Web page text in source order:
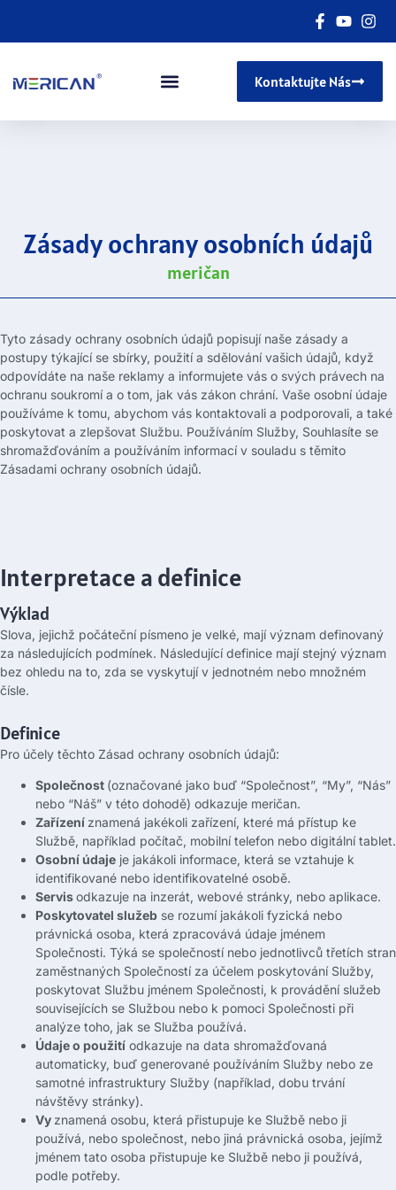
Kontaktujte Nás
Zásady ochrany osobních údajů
meričan
Tyto zásady ochrany osobních údajů popisují naše zásady a
postupy týkající se sbírky, použití a sdělování vašich údajů, když
odpovídáte na naše reklamy a informujete vás o svých právech na
ochranu soukromí a o tom, jak vás zákon chrání. Vaše osobní údaje
používáme k tomu, abychom vás kontaktovali a podporovali, a také
poskytovat a zlepšovat Službu. Používáním Služby, Souhlasíte se
shromažďováním a používáním informací v souladu s těmito
Zásadami ochrany osobních údajů.
Interpretace a definice
Výklad
Slova, jejichž počáteční písmeno je velké, mají význam definovaný
za následujících podmínek. Následující definice mají stejný význam
bez ohledu na to, zda se vyskytují v jednotném nebo množném
čísle.
Definice
Pro účely těchto Zásad ochrany osobních údajů:
Společnost (označované jako buď “Společnost”, “My”, “Nás”
nebo “Náš” v této dohodě) odkazuje meričan.
Zařízení znamená jakékoli zařízení, které má přístup ke
Službě, například počítač, mobilní telefon nebo digitální tablet.
Osobní údaje je jakákoli informace, která se vztahuje k
identifikované nebo identifikovatelné osobě.
Servisodkazuje na inzerát, webové stránky, nebo aplikace.
Poskytovatel služeb se rozumí jakákoli fyzická nebo
právnická osoba, která zpracovává údaje jménem
Společnosti. Týká se společností nebo jednotlivců třetích stran
zaměstnaných Společností za účelem poskytování Služby,
poskytovat Službu jménem Společnosti, k provádění služeb
souvisejících se Službou nebo k pomoci Společnosti při
analýze toho, jak se Služba používá.
Údaje o použití odkazuje na data shromažďovaná
automaticky, buď generované používáním Služby nebo ze
samotné infrastruktury Služby (například, dobu trvání
návštěvy stránky).
Vy znamená osobu, která přistupuje ke Službě nebo ji
používá, nebo společnost, nebo jiná právnická osoba, jejímž
jménem tato osoba přistupuje ke Službě nebo ji používá,
podle potřeby.